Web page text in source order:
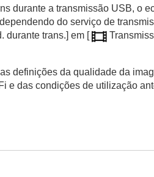
durante a transmissão USB, o
do serviço de
durante trans.] em [
definições da qualidade da
e das condições de utilização